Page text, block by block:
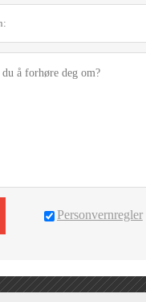
Personvernregler